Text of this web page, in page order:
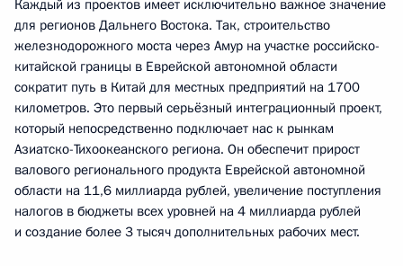
Каждый из проектов имеет исключительно важное значение
для регионов Дальнего Востока. Так, строительство
железнодорожного моста через Амур на участке российско-
китайской границы в Еврейской автономной области
сократит путь в Китай для местных предприятий на 1700
километров. Это первый серьёзный интеграционный проект,
который непосредственно подключает нас к рынкам
Азиатско-Тихоокеанского региона. Он обеспечит прирост
валового регионального продукта Еврейской автономной
области на 11,6 миллиарда рублей, увеличение поступления
налогов в бюджеты всех уровней на 4 миллиарда рублей
и создание более 3 тысяч дополнительных рабочих мест.